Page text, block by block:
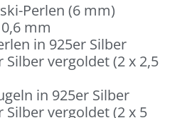
Perlen (6 mm)
mm
in 925er Silber
Silber vergoldet (2 x 2,5
in 925er Silber
Silber vergoldet (2 x 5